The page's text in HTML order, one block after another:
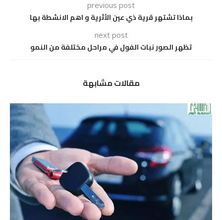
previous post
بماذا تشتهر قرية ذي عين الأثرية و اهم الانشطة بها
next post
تظهر الصور نبات الفول في مراحل مختلفة من النمو
مقالات مشابهة